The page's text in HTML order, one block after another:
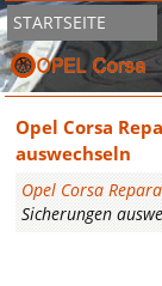
STARTSEITE
Opel Corsa
auswechseln
Opel Corsa
Sicherungen